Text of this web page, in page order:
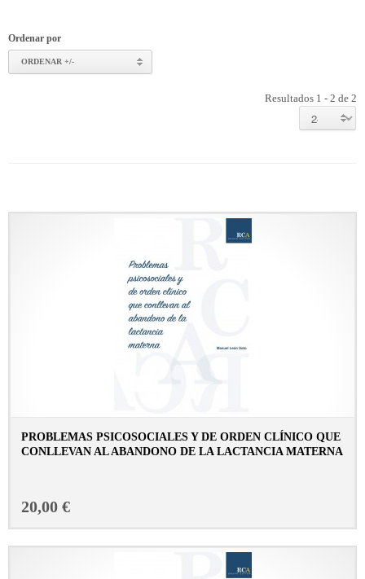
Ordenar por
ORDENAR +/-
Resultados 1 - 2 de 2
PROBLEMAS PSICOSOCIALES Y DE ORDEN CLÍNICO QUE
CONLLEVAN AL ABANDONO DE LA LACTANCIA MATERNA
20,00 €